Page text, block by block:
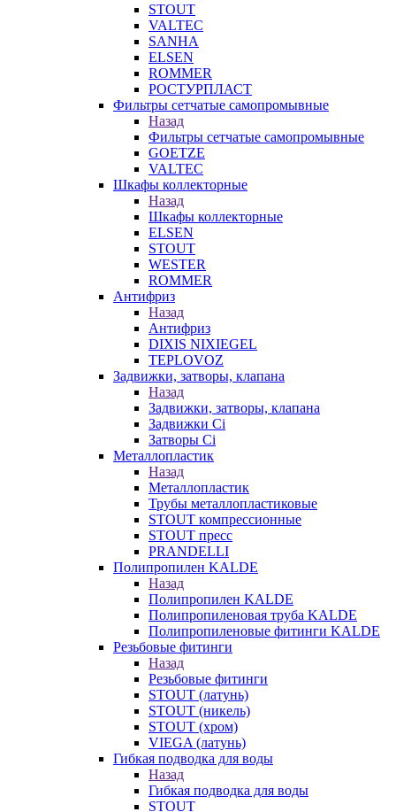
STOUT
VALTEC
SANHA
ELSEN
ROMMER
РОСТУРПЛАСТ
Фильтры сетчатые самопромывные
Назад
Фильтры сетчатые самопромывные
GOETZE
VALTEC
Шкафы коллекторные
Назад
Шкафы коллекторные
ELSEN
STOUT
WESTER
ROMMER
Антифриз
Назад
Антифриз
DIXIS NIXIEGEL
TEPLOVOZ
Задвижки, затворы, клапана
Назад
Задвижки, затворы, клапана
Задвижки Ci
Затворы Ci
Металлопластик
Назад
Металлопластик
Трубы металлопластиковые
STOUT компрессионные
STOUT пресс
PRANDELLI
Полипропилен KALDE
Назад
Полипропилен KALDE
Полипропиленовая труба KALDE
Полипропиленовые фитинги KALDE
Резьбовые фитинги
Назад
Резьбовые фитинги
STOUT (латунь)
STOUT (никель)
STOUT (хром)
VIEGA (латунь)
Гибкая подводка для воды
Назад
Гибкая подводка для воды
STOUT